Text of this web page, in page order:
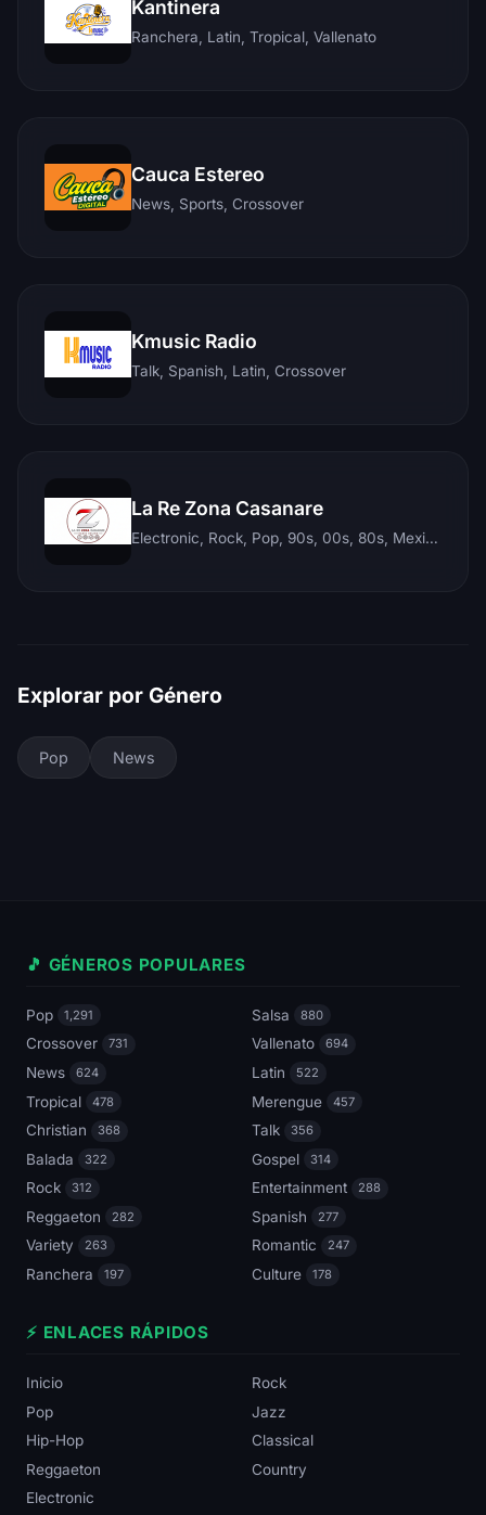
Kantinera
Ranchera, Latin, Tropical, Vallenato
Cauca Estereo
News, Sports, Crossover
Kmusic Radio
Talk, Spanish, Latin, Crossover
La Re Zona Casanare
Electronic, Rock, Pop, 90s, 00s, 80s, Mexican, Ranchera, Reggaeton, Instrumental, Salsa, Merengue, Tropical, Romantic, Vallenato, Llanera
Explorar por Género
Pop News
🎵 GÉNEROS POPULARES
Pop 1,291 Salsa 880
Crossover 731 Vallenato 694
News 624 Latin 522
Tropical 478 Merengue 457
Christian 368 Talk 356
Balada 322 Gospel 314
Rock 312 Entertainment 288
Reggaeton 282 Spanish 277
Variety 263 Romantic 247
Ranchera 197 Culture 178
⚡ ENLACES RÁPIDOS
Inicio
Rock
Pop
Jazz
Hip-Hop
Classical
Reggaeton
Country
Electronic